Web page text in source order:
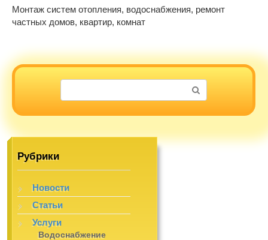
Монтаж систем отопления, водоснабжения, ремонт
частных домов, квартир, комнат
Поиск:
Рубрики
Новости
Статьи
Услуги
Водоснабжение